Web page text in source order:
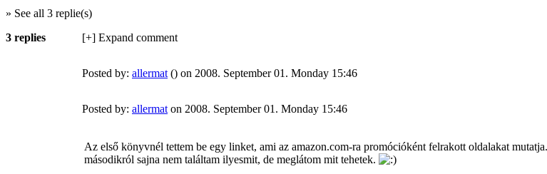
» See all 3 replie(s)
3 replies
[+] Expand comment
Posted by: allermat () on 2008. September 01. Monday 15:46
Posted by: allermat on 2008. September 01. Monday 15:46
Az első könyvnél tettem be egy linket, ami az amazon.com-ra promócióként felrakott oldalakat
másodikról sajna nem találtam ilyesmit, de meglátom mit tehetek.